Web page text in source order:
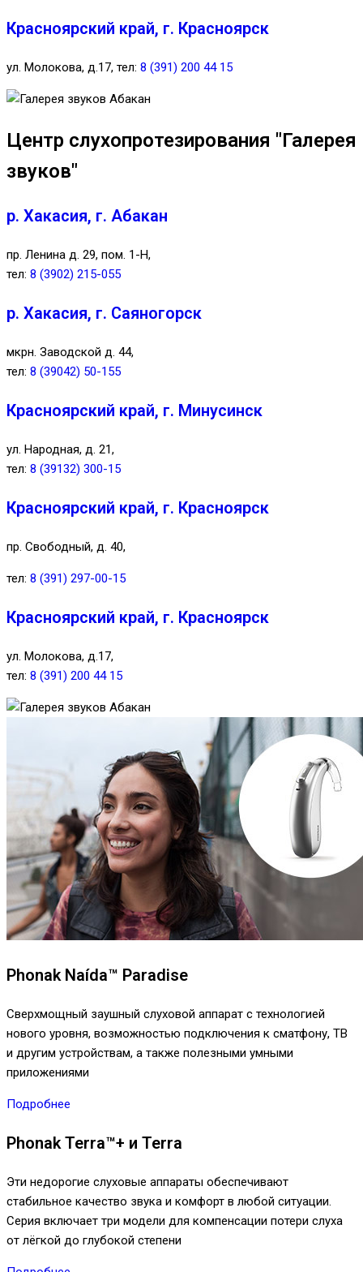
Красноярский край, г. Красноярск
ул. Молокова, д.17, тел: 8 (391) 200 44 15
Центр слухопротезирования "Галерея
звуков"
р. Хакасия, г. Абакан
пр. Ленина д. 29, пом. 1-Н,
тел: 8 (3902) 215-055
р. Хакасия, г. Саяногорск
мкрн. Заводской д. 44,
тел: 8 (39042) 50-155
Красноярский край, г. Минусинск
ул. Народная, д. 21,
тел: 8 (39132) 300-15
Красноярский край, г. Красноярск
пр. Свободный, д. 40,
тел: 8 (391) 297-00-15
Красноярский край, г. Красноярск
ул. Молокова, д.17,
тел: 8 (391) 200 44 15
Phonak Naída™ Paradise
Сверхмощный заушный слуховой аппарат с технологией
нового уровня, возможностью подключения к сматфону, ТВ
и другим устройствам, а также полезными умными
приложениями
Подробнее
Phonak Terra™+ и Terra
Эти недорогие слуховые аппараты обеспечивают
стабильное качество звука и комфорт в любой ситуации.
Серия включает три модели для компенсации потери слуха
от лёгкой до глубокой степени